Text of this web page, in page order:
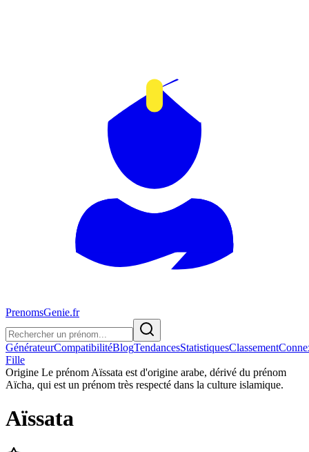
PrenomsGenie.fr
GénérateurCompatibilitéBlogTendancesStatistiquesClassement
Fille
Origine Le prénom Aïssata est d'origine arabe, dérivé du prénom
Aïcha, qui est un prénom très respecté dans la culture islamique.
Aïssata